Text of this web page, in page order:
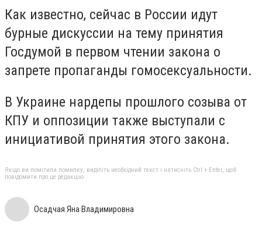
Как известно, сейчас в России идут
бурные дискуссии на тему принятия
Госдумой в первом чтении закона о
запрете пропаганды гомосексуальности.
В Украине нардепы прошлого созыва от
КПУ и оппозиции также выступали с
инициативой принятия этого закона.
Якщо ви помітили помилку, виділіть необхідний текст і натисніть Ctrl + Enter, щоб
повідомити про це редакцію
Осадчая Яна Владимировна